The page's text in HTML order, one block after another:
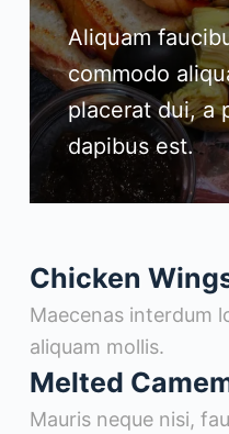
Aliquam
commodo
placerat dui, a
dapibus est.
Chicken
Maecenas interdum
aliquam mollis.
Melted
Mauris neque nisi,